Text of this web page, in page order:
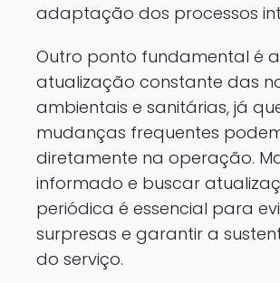
adaptação dos processos
Outro ponto fundamental é a
atualização constante das
ambientais e sanitárias, já
mudanças frequentes
diretamente na operação.
informado e buscar
periódica é essencial para
surpresas e garantir a
do serviço.